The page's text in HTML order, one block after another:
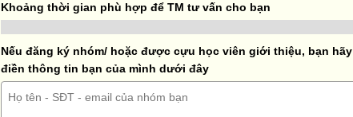
Khoảng thời gian phù hợp để TM tư vấn cho bạn
Nếu đăng ký nhóm/ hoặc được cựu học viên giới thiệu, bạn hãy
điền thông tin bạn của mình dưới đây